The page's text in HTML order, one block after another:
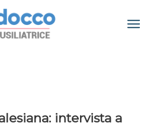
intervista a